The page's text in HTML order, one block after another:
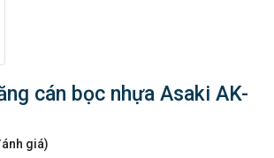
cán bọc nhựa Asaki AK-
giá)